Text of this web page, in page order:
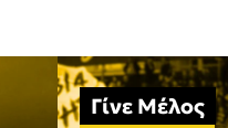
Γίνε Μέλος